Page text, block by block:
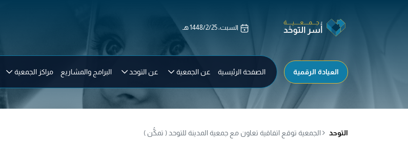
العيادة الرقمية الصفحة الرئيسية عن الجمعية عن التوحد البرامج والمشاريع مراكز الجمعية
التوحد الجمعية توقع اتفاقية تعاون مع جمعية المدينة للتوحد ( تمكُّن )